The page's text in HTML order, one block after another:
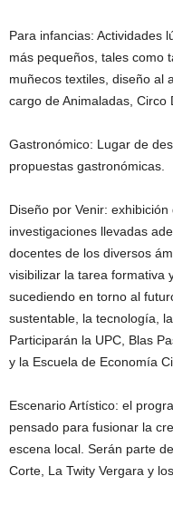
Para infancias: Actividades
más pequeños, tales como
muñecos textiles, diseño al
cargo de Animaladas, Circo
Gastronómico: Lugar de
propuestas gastronómicas.
Diseño por Venir:
investigaciones llevadas
docentes de los diversos
visibilizar la tarea formativa
sucediendo en torno al
sustentable, la tecnología,
Participarán la UPC, Blas
y la Escuela de Economía
Escenario Artístico: el
pensado para fusionar la
escena local. Serán parte
Corte, La Twity Vergara y